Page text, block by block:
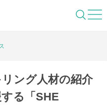
先を照らすメディ
ング人材の紹介
る「SHE